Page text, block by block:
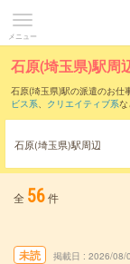
メニュー
石原(埼玉県)駅周
石原(埼玉県)駅の派遣のお仕
ビス系、 クリエイティブ系な
また、熊谷駅・籠原駅
認いただけます。
石原(埼玉県)駅周辺
全 56件
未読 掲載日 2026/08/